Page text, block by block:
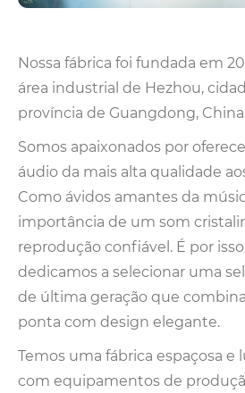
Nossa fábrica foi fundada em
área industrial de Hezhou,
província de Guangdong,
Somos apaixonados por
áudio da mais alta qualidade
Como ávidos amantes da
importância de um som
reprodução confiável. É por
dedicamos a selecionar uma
de última geração que
ponta com design elegante.
Temos uma fábrica espaçosa e
com equipamentos de